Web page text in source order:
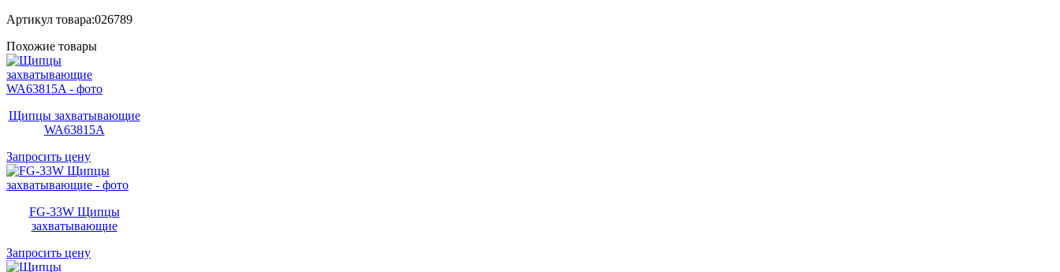
Артикул товара:026789
Похожие товары
Щипцы захватывающие
WA63815A
Запросить цену
FG-33W Щипцы
захватывающие
Запросить цену